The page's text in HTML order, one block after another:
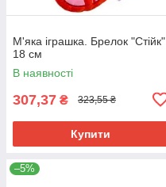
М'яка іграшка. Брелок "Стійк"
18 см
В наявності
307,37 ₴ 323,55 ₴
Купити
–5%